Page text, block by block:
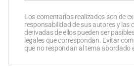
Los comentarios realizados son de
responsabilidad de sus autores y las
derivadas de ellos pueden ser
legales que correspondan. Evitar
que no respondan al tema abordado